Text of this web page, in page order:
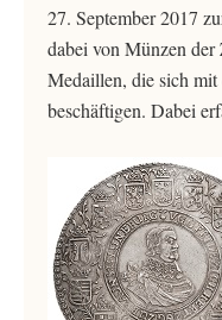
27. September 2017
dabei von Münzen der
Medaillen, die sich mit
beschäftigen. Dabei